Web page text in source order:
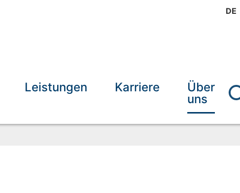
DE
Leistungen Karriere
Über
uns